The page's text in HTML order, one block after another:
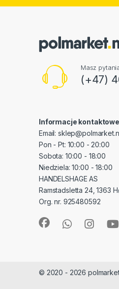
Masz
(+47)
Informacje kontaktowe
Email:
Pon - Pt: 10:00 - 20:00
Sobota: 10:00 - 18:00
Niedziela: 10:00 - 18:00
HANDELSHAGE AS
Ramstadsletta 24, 1363
Org. nr. 925480592
© 2020 - 2026